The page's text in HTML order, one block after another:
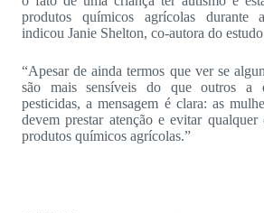
produtos químicos agrícolas durante
indicou Janie Shelton, co-autora do
“Apesar de ainda termos que ver se
são mais sensíveis do que outros a
pesticidas, a mensagem é clara: as
devem prestar atenção e evitar qualquer
produtos químicos agrícolas.”